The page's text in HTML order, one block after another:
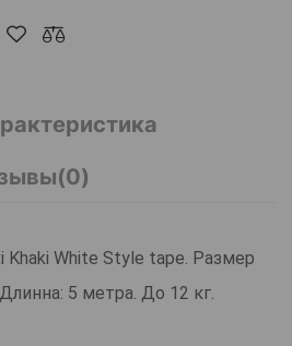
Khaki White Style tape. Размер
5 метра. До 12 кг.